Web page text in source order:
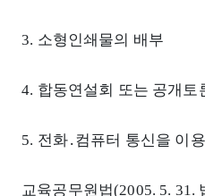
3. 소형인쇄물의 배부
4. 합동연설회 또는 공개토
5. 전화․컴퓨터 통신을 이
교육공무원법(2005. 5. 31.